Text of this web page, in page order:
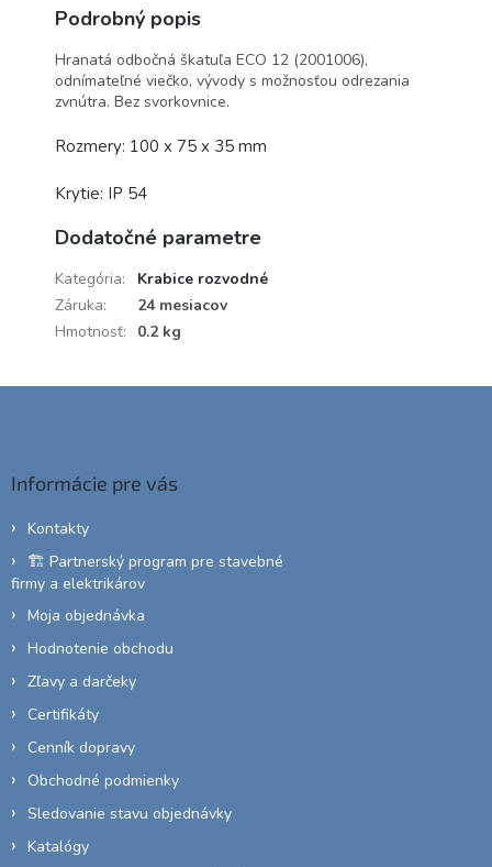
Podrobný popis
Hranatá odbočná škatuľa ECO 12 (2001006),
odnímateľné viečko, vývody s možnosťou odrezania
zvnútra. Bez svorkovnice.
Rozmery: 100 x 75 x 35 mm
Krytie: IP 54
Dodatočné parametre
Kategória:
Krabice rozvodné
Záruka:
24 mesiacov
Hmotnosť: 0.2 kg
Informácie pre vás
Kontakty
🏗️ Partnerský program pre stavebné
firmy a elektrikárov
Moja objednávka
Hodnotenie obchodu
Zľavy a darčeky
Certifikáty
Cenník dopravy
Obchodné podmienky
Sledovanie stavu objednávky
Katalógy